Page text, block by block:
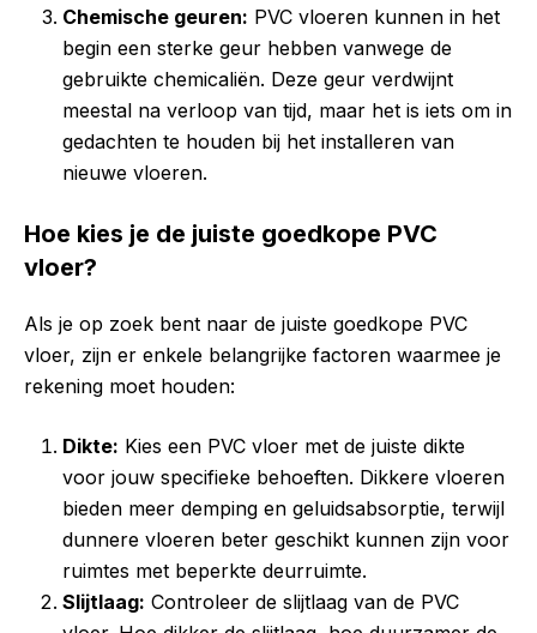
Chemische geuren: PVC vloeren kunnen in het
begin een sterke geur hebben vanwege de
gebruikte chemicaliën. Deze geur verdwijnt
meestal na verloop van tijd, maar het is iets om in
gedachten te houden bij het installeren van
nieuwe vloeren.
Hoe kies je de juiste goedkope PVC
vloer?
Als je op zoek bent naar de juiste goedkope PVC
vloer, zijn er enkele belangrijke factoren waarmee je
rekening moet houden:
Dikte: Kies een PVC vloer met de juiste dikte
voor jouw specifieke behoeften. Dikkere vloeren
bieden meer demping en geluidsabsorptie, terwijl
dunnere vloeren beter geschikt kunnen zijn voor
ruimtes met beperkte deurruimte.
Slijtlaag: Controleer de slijtlaag van de PVC